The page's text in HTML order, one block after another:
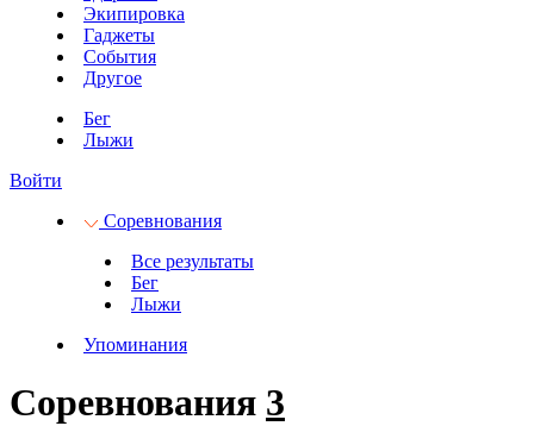
Экипировка
Гаджеты
События
Другое
Бег
Лыжи
Войти
Соревнования
Все результаты
Бег
Лыжи
Упоминания
Соревнования 3